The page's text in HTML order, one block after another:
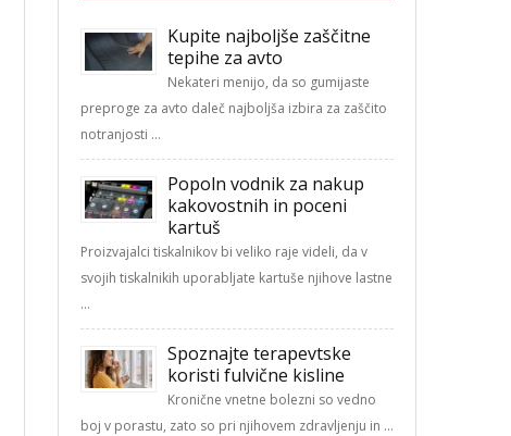
Kupite najboljše zaščitne
tepihe za avto
Nekateri menijo, da so gumijaste
preproge za avto daleč najboljša izbira za zaščito
notranjosti …
Popoln vodnik za nakup
kakovostnih in poceni
kartuš
Proizvajalci tiskalnikov bi veliko raje videli, da v
svojih tiskalnikih uporabljate kartuše njihove lastne
…
Spoznajte terapevtske
koristi fulvične kisline
Kronične vnetne bolezni so vedno
boj v porastu, zato so pri njihovem zdravljenju in …